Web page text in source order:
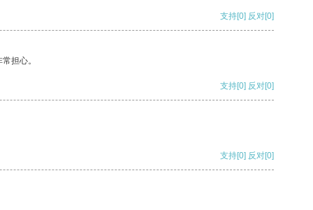
支持[0] 反对[0]
担心。
支持[0] 反对[0]
支持[0] 反对[0]